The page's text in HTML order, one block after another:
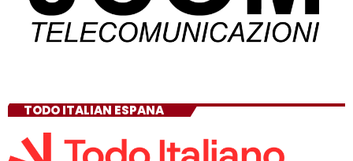
TODO ITALIAN ESPANA